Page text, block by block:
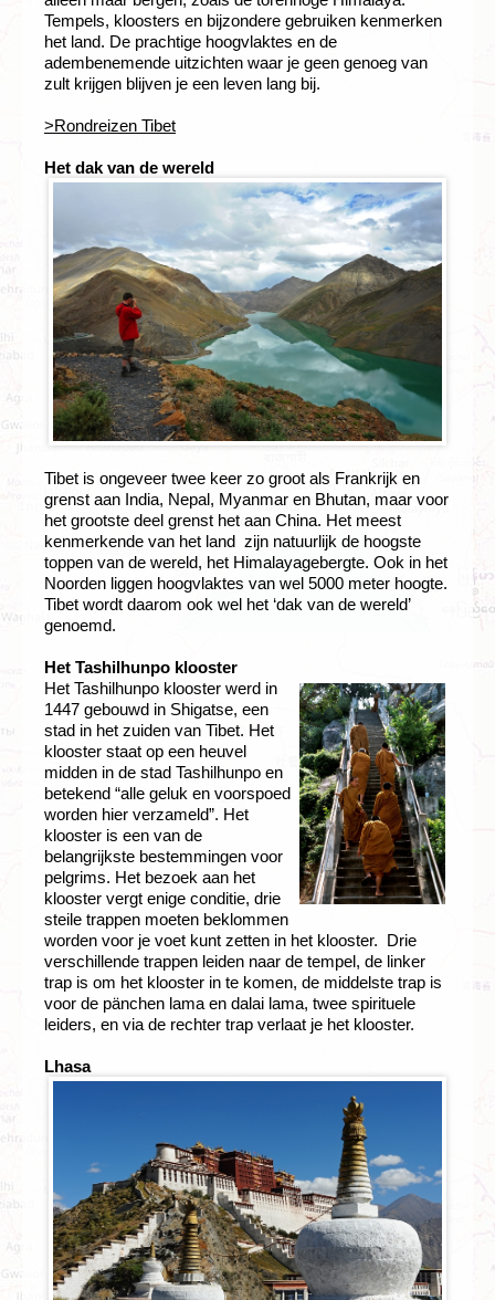
Tempels, kloosters en bijzondere gebruiken kenmerken
het land. De prachtige hoogvlaktes en de
adembenemende uitzichten waar je geen genoeg van
zult krijgen blijven je een leven lang bij.
>Rondreizen Tibet
Het dak van de wereld
Tibet is ongeveer twee keer zo groot als Frankrijk en
grenst aan India, Nepal, Myanmar en Bhutan, maar voor
het grootste deel grenst het aan China. Het meest
kenmerkende van het land zijn natuurlijk de hoogste
toppen van de wereld, het Himalayagebergte. Ook in het
Noorden liggen hoogvlaktes van wel 5000 meter hoogte.
Tibet wordt daarom ook wel het ‘dak van de wereld’
genoemd.
Het Tashilhunpo klooster
Het Tashilhunpo klooster werd in
1447 gebouwd in Shigatse, een
stad in het zuiden van Tibet. Het
klooster staat op een heuvel
midden in de stad Tashilhunpo en
betekend “alle geluk en voorspoed
worden hier verzameld”. Het
klooster is een van de
belangrijkste bestemmingen voor
pelgrims. Het bezoek aan het
klooster vergt enige conditie, drie
steile trappen moeten beklommen
worden voor je voet kunt zetten in het klooster. Drie
verschillende trappen leiden naar de tempel, de linker
trap is om het klooster in te komen, de middelste trap is
voor de pänchen lama en dalai lama, twee spirituele
leiders, en via de rechter trap verlaat je het klooster.
Lhasa